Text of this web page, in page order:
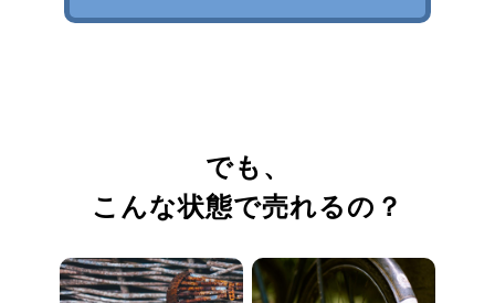
でも、
こんな状態で売れるの？